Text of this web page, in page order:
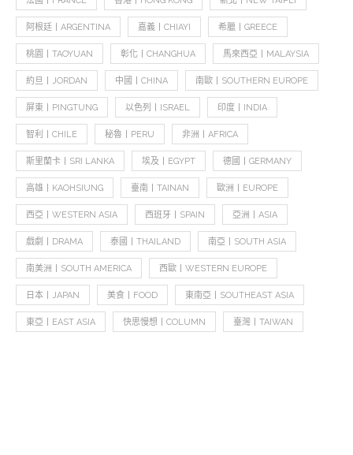
阿根廷丨ARGENTINA 嘉義丨CHIAYI 希臘丨GREECE
桃園丨TAOYUAN 彰化丨CHANGHUA 馬來西亞丨MALAYSIA
約旦丨JORDAN 中國丨CHINA 南歐丨SOUTHERN EUROPE
屏東丨PINGTUNG 以色列丨ISRAEL 印度丨INDIA
智利丨CHILE 秘魯丨PERU 非洲丨AFRICA
斯里蘭卡丨SRI LANKA 埃及丨EGYPT 德國丨GERMANY
高雄丨KAOHSIUNG 臺南丨TAINAN 歐洲丨EUROPE
西亞丨WESTERN ASIA 西班牙丨SPAIN 亞洲丨ASIA
戲劇丨DRAMA 泰國丨THAILAND 南亞丨SOUTH ASIA
南美洲丨SOUTH AMERICA 西歐丨WESTERN EUROPE
日本丨JAPAN 美食丨FOOD 東南亞丨SOUTHEAST ASIA
東亞丨EAST ASIA 快思慢想丨COLUMN 臺灣丨TAIWAN